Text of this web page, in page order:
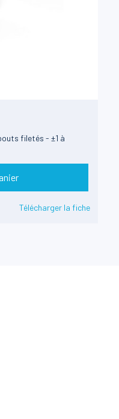
filetés - ±1 à
Télécharger la fiche